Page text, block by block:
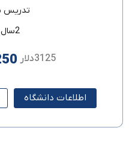
تدریس
2سال تحصیلی
3125دلار
اطلاعات دانشگاه